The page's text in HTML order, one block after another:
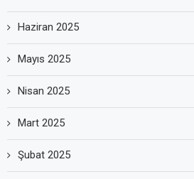
Haziran 2025
Mayıs 2025
Nisan 2025
Mart 2025
Şubat 2025